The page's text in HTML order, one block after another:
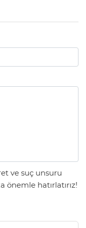
ve suç unsuru
önemle hatırlatırız!